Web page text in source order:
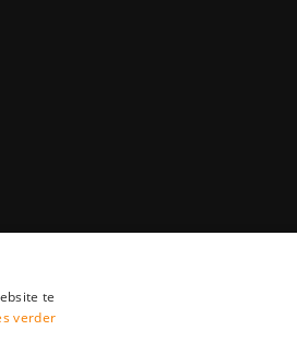
te
verder